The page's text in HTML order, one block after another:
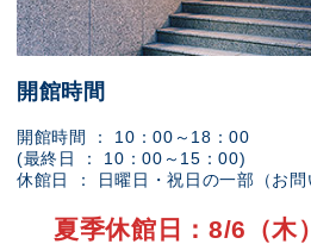
開館時間
開館時間 ： 10：00～18：00
(最終日 ： 10：00～15：00)
休館日 ： 日曜日・祝日の一部（お問
夏季休館日：8/6（木